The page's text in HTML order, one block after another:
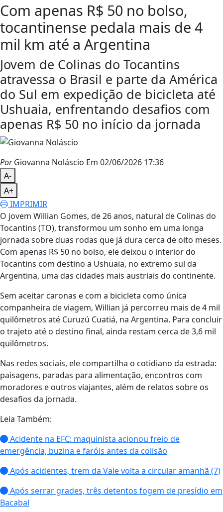
Com apenas R$ 50 no bolso,
tocantinense pedala mais de 4
mil km até a Argentina
Jovem de Colinas do Tocantins
atravessa o Brasil e parte da América
do Sul em expedição de bicicleta até
Ushuaia, enfrentando desafios com
apenas R$ 50 no início da jornada
PorGiovanna Noláscio Em 02/06/2026 17:36
A-
A+
IMPRIMIR
O jovem Willian Gomes, de 26 anos, natural de Colinas do
Tocantins (TO), transformou um sonho em uma longa
jornada sobre duas rodas que já dura cerca de oito meses.
Com apenas R$ 50 no bolso, ele deixou o interior do
Tocantins com destino a Ushuaia, no extremo sul da
Argentina, uma das cidades mais austriais do continente.
Sem aceitar caronas e com a bicicleta como única
companheira de viagem, Willian já percorreu mais de 4 mil
quilômetros até Curuzú Cuatiá, na Argentina. Para concluir
o trajeto até o destino final, ainda restam cerca de 3,6 mil
quilômetros.
Nas redes sociais, ele compartilha o cotidiano da estrada:
paisagens, paradas para alimentação, encontros com
moradores e outros viajantes, além de relatos sobre os
desafios da jornada.
Leia Também:
Acidente na EFC: maquinista acionou freio de
emergência, buzina e faróis antes da colisão
Após acidentes, trem da Vale volta a circular amanhã (7)
Após serrar grades, três detentos fogem de presídio em
Bacabal